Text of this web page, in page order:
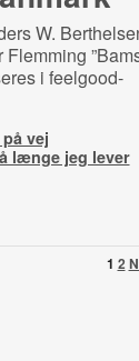
W.
i feelgood-
vej
længe jeg lever
1 2